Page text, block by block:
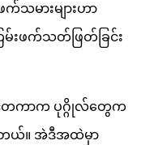
က်သမားများဟာ
းဖက်သတ်ဖြတ်ခြင်း
တကာက ပုဂ္ဂိုလ်တွေက
တယ်။ အဲဒီအထဲမှာ